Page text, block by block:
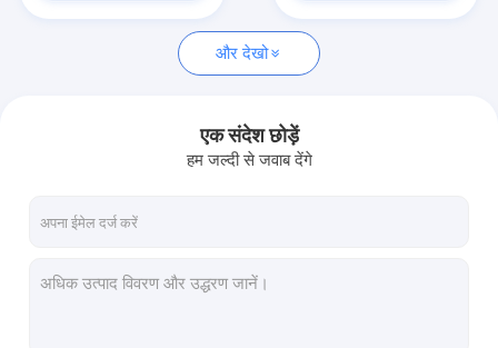
प्लास्टिक पैकेजिंग की बोतलें
प्लास्टिक फोम की बोतल
प्लास्टिक लोशन की बोतल
और देखो
एक संदेश छोड़ें
हम जल्दी से जवाब देंगे